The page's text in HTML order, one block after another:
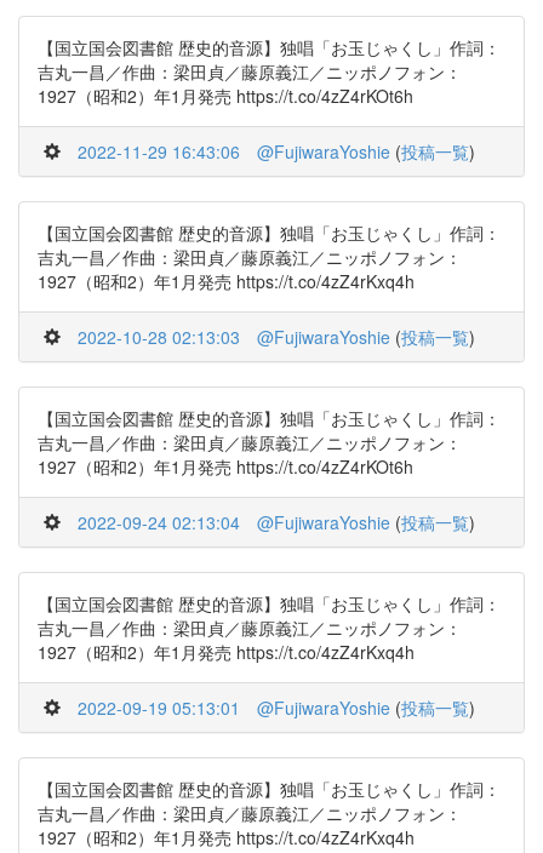
【国立国会図書館 歴史的音源】独唱「お玉じゃくし」作詞：
吉丸一昌／作曲：梁田貞／藤原義江／ニッポノフォン：
1927（昭和2）年1月発売 https://t.co/4zZ4rKOt6h
2022-11-29 16:43:06 @FujiwaraYoshie (投稿一覧)
【国立国会図書館 歴史的音源】独唱「お玉じゃくし」作詞：
吉丸一昌／作曲：梁田貞／藤原義江／ニッポノフォン：
1927（昭和2）年1月発売 https://t.co/4zZ4rKxq4h
2022-10-28 02:13:03 @FujiwaraYoshie (投稿一覧)
【国立国会図書館 歴史的音源】独唱「お玉じゃくし」作詞：
吉丸一昌／作曲：梁田貞／藤原義江／ニッポノフォン：
1927（昭和2）年1月発売 https://t.co/4zZ4rKOt6h
2022-09-24 02:13:04 @FujiwaraYoshie (投稿一覧)
【国立国会図書館 歴史的音源】独唱「お玉じゃくし」作詞：
吉丸一昌／作曲：梁田貞／藤原義江／ニッポノフォン：
1927（昭和2）年1月発売 https://t.co/4zZ4rKxq4h
2022-09-19 05:13:01 @FujiwaraYoshie (投稿一覧)
【国立国会図書館 歴史的音源】独唱「お玉じゃくし」作詞：
吉丸一昌／作曲：梁田貞／藤原義江／ニッポノフォン：
1927（昭和2）年1月発売 https://t.co/4zZ4rKxq4h